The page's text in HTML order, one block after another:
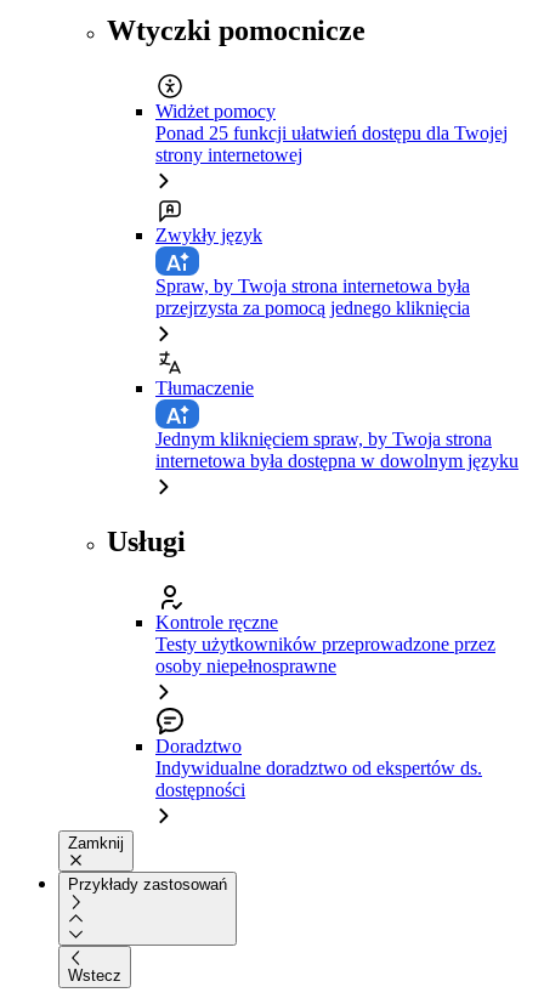
Wtyczki pomocnicze
Widżet pomocy
Ponad 25 funkcji ułatwień dostępu dla Twojej
strony internetowej
Zwykły język
Spraw, by Twoja strona internetowa była
przejrzysta za pomocą jednego kliknięcia
Tłumaczenie
Jednym kliknięciem spraw, by Twoja strona
internetowa była dostępna w dowolnym języku
Usługi
Kontrole ręczne
Testy użytkowników przeprowadzone przez
osoby niepełnosprawne
Doradztwo
Indywidualne doradztwo od ekspertów ds.
dostępności
Zamknij
Przykłady zastosowań
Wstecz